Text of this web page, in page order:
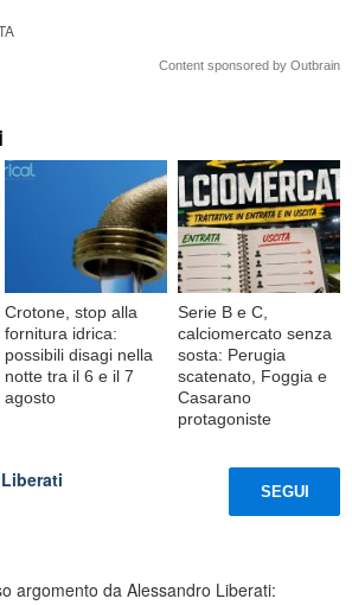
Content sponsored by Outbrain
Crotone, stop alla
fornitura idrica:
possibili disagi nella
notte tra il 6 e il 7
agosto
Serie B e C,
calciomercato senza
sosta: Perugia
scatenato, Foggia e
Casarano
protagoniste
SEGUI
argomento da Alessandro Liberati: